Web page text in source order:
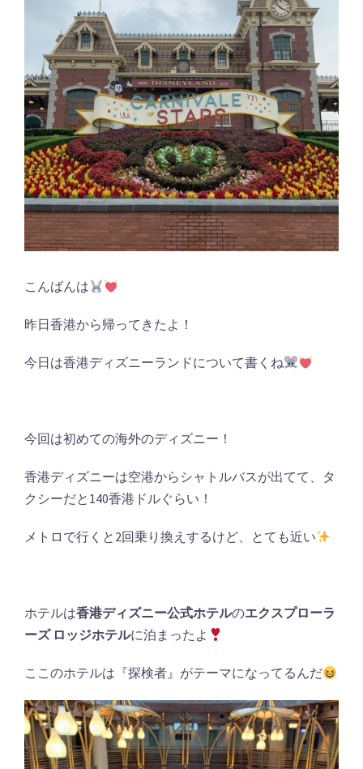
こんばんは
昨日香港から帰ってきたよ！
今日は香港ディズニーランドについて書くね
今回は初めての海外のディズニー！
香港ディズニーは空港からシャトルバスが出てて、タ
クシーだと140香港ドルぐらい！
メトロで行くと2回乗り換えするけど、とても近い
ホテルは香港ディズニー公式ホテルのエクスプローラ
ーズ ロッジホテルに泊まったよ
ここのホテルは『探検者』がテーマになってるんだ